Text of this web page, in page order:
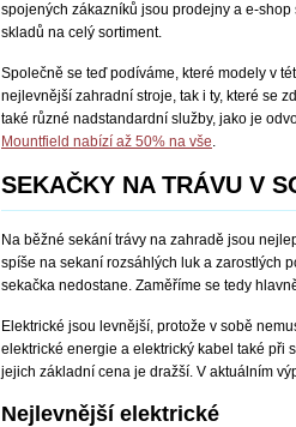
spojených zákazníků jsou prodejny a e-
skladů na celý sortiment.
Společně se teď podíváme, které modely v
nejlevnější zahradní stroje, tak i ty, které se
také různé nadstandardní služby, jako je
Mountfield nabízí až 50% na vše.
SEKAČKY NA TRÁVU V
Na běžné sekání trávy na zahradě jsou
spíše na sekaní rozsáhlých luk a zarostlých
sekačka nedostane. Zaměříme se tedy
Elektrické jsou levnější, protože v sobě
elektrické energie a elektrický kabel také při
jejich základní cena je dražší. V aktuálním
Nejlevnější elektrické